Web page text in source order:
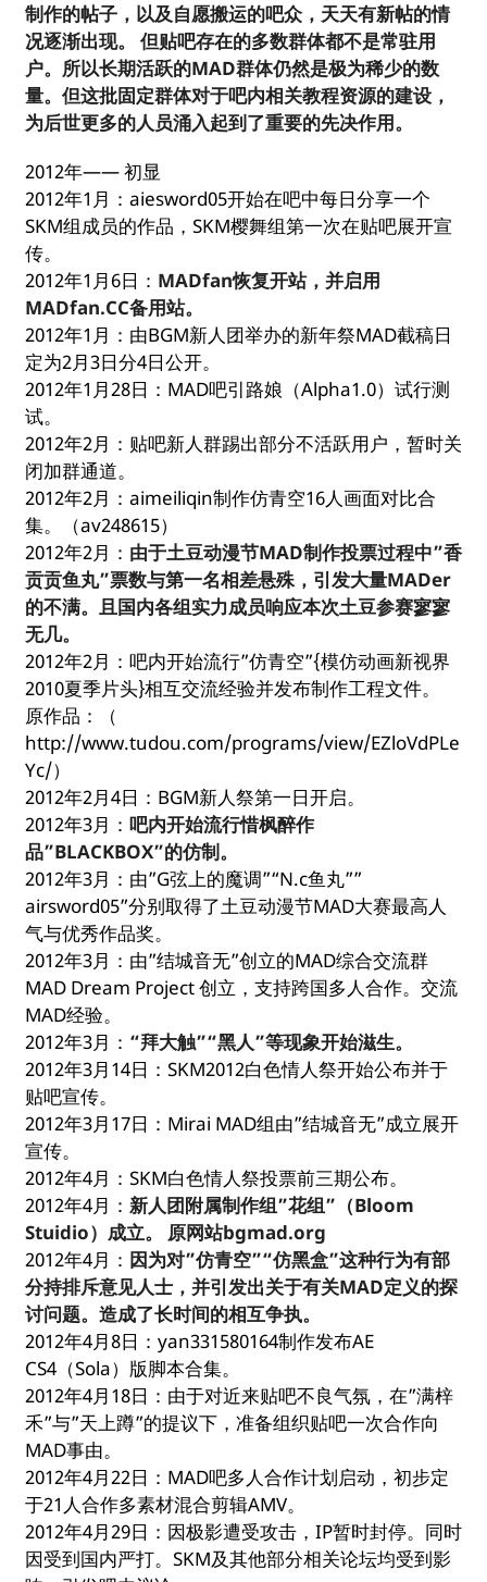
制作的帖子，以及自愿搬运的吧众，天天有新帖的情
况逐渐出现。 但贴吧存在的多数群体都不是常驻用
户。所以长期活跃的MAD群体仍然是极为稀少的数
量。但这批固定群体对于吧内相关教程资源的建设，
为后世更多的人员涌入起到了重要的先决作用。
2012年—— 初显
2012年1月：aiesword05开始在吧中每日分享一个
SKM组成员的作品，SKM樱舞组第一次在贴吧展开宣
传。
2012年1月6日： MADfan恢复开站，并启用
MADfan.CC备用站。
2012年1月：由BGM新人团举办的新年祭MAD截稿日
定为2月3日分4日公开。
2012年1月28日：MAD吧引路娘（Alpha1.0）试行测
试。
2012年2月：贴吧新人群踢出部分不活跃用户，暂时关
闭加群通道。
2012年2月：aimeiliqin制作仿青空16人画面对比合
集。（av248615）
2012年2月： 由于土豆动漫节MAD制作投票过程中”香
贡贡鱼丸”票数与第一名相差悬殊，引发大量MADer
的不满。且国内各组实力成员响应本次土豆参赛寥寥
无几。
2012年2月：吧内开始流行”仿青空”{模仿动画新视界
2010夏季片头}相互交流经验并发布制作工程文件。
原作品：（
http://www.tudou.com/programs/view/EZloVdPLe
Yc/）
2012年2月4日：BGM新人祭第一日开启。
2012年3月： 吧内开始流行惜枫醉作
品”BLACKBOX”的仿制。
2012年3月：由”G弦上的魔调”“N.c鱼丸””
airsword05”分别取得了土豆动漫节MAD大赛最高人
气与优秀作品奖。
2012年3月：由”结城音无”创立的MAD综合交流群
MAD Dream Project 创立，支持跨国多人合作。交流
MAD经验。
2012年3月： “拜大触”“黑人”等现象开始滋生。
2012年3月14日：SKM2012白色情人祭开始公布并于
贴吧宣传。
2012年3月17日：Mirai MAD组由”结城音无”成立展开
宣传。
2012年4月：SKM白色情人祭投票前三期公布。
2012年4月： 新人团附属制作组”花组”（Bloom
Stuidio）成立。 原网站bgmad.org
2012年4月： 因为对”仿青空”“仿黑盒”这种行为有部
分持排斥意见人士，并引发出关于有关MAD定义的探
讨问题。造成了长时间的相互争执。
2012年4月8日：yan331580164制作发布AE
CS4（Sola）版脚本合集。
2012年4月18日：由于对近来贴吧不良气氛，在”满梓
禾”与”天上蹲”的提议下，准备组织贴吧一次合作向
MAD事由。
2012年4月22日：MAD吧多人合作计划启动，初步定
于21人合作多素材混合剪辑AMV。
2012年4月29日：因极影遭受攻击，IP暂时封停。同时
因受到国内严打。SKM及其他部分相关论坛均受到影